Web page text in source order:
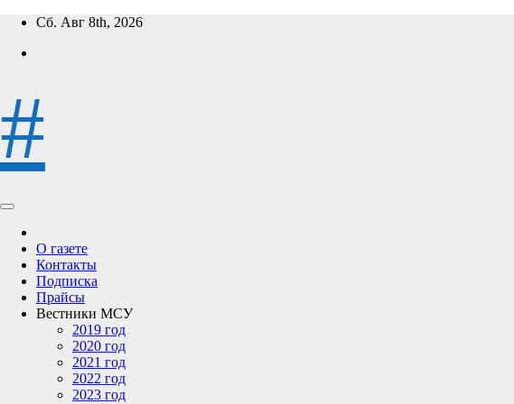
Перейти
содержимому
Сб. Авг 8th, 2026
#
О газете
Контакты
Подписка
Прайсы
Вестники МСУ
2019 год
2020 год
2021 год
2022 год
2023 год